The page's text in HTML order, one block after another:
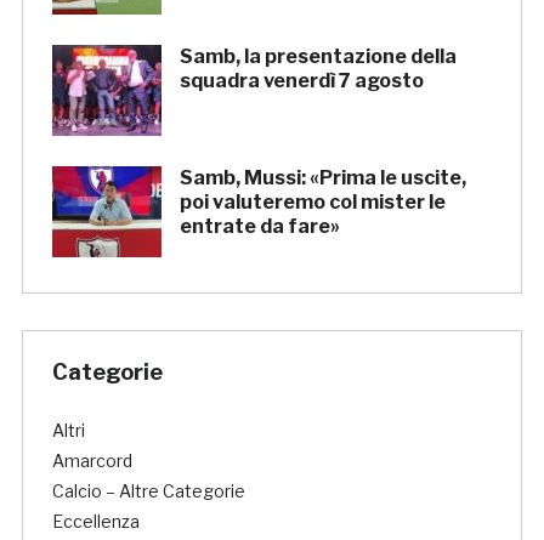
Samb, la presentazione della
squadra venerdì 7 agosto
Samb, Mussi: «Prima le uscite,
poi valuteremo col mister le
entrate da fare»
Categorie
Altri
Amarcord
Calcio – Altre Categorie
Eccellenza